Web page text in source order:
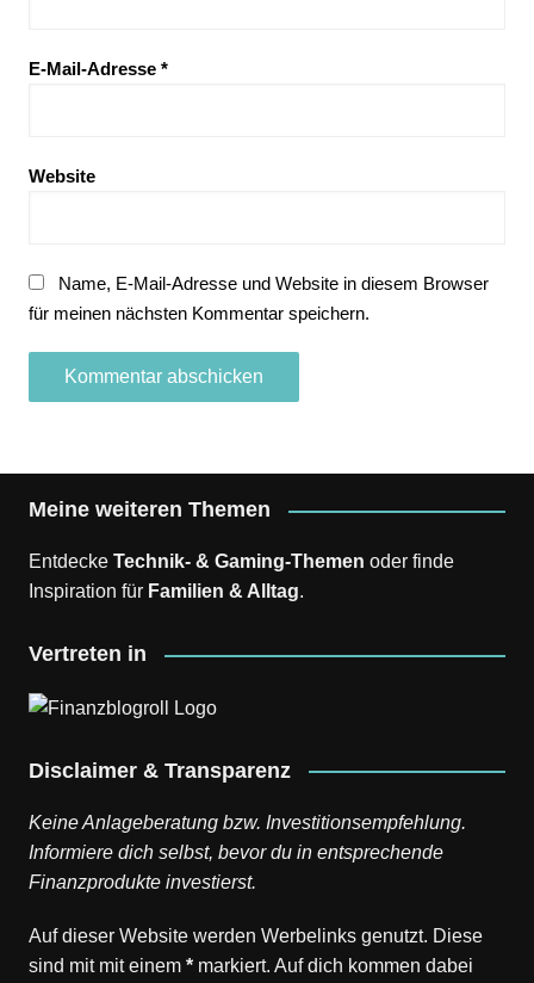
E-Mail-Adresse *
Website
Name, E-Mail-Adresse und Website in diesem Browser
für meinen nächsten Kommentar speichern.
Meine weiteren Themen
Entdecke Technik- & Gaming-Themen oder finde
Inspiration für Familien & Alltag.
Vertreten in
Disclaimer & Transparenz
Keine Anlageberatung bzw. Investitionsempfehlung.
Informiere dich selbst, bevor du in entsprechende
Finanzprodukte investierst.
Auf dieser Website werden Werbelinks genutzt. Diese
sind mit mit einem *markiert. Auf dich kommen dabei